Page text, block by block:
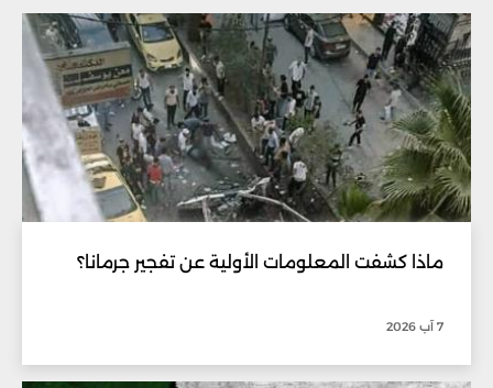
ماذا كشفت المعلومات الأولية عن تفجير جرمانا؟
7 آب 2026